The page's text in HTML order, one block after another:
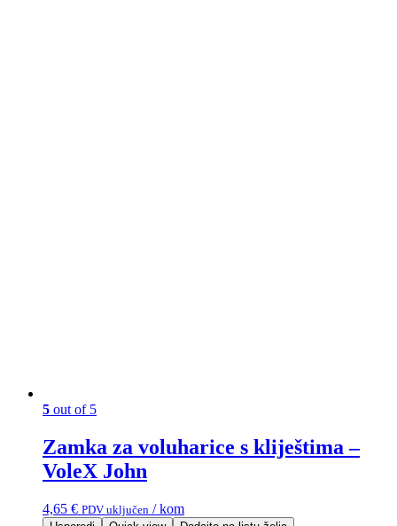
5 out of 5
Zamka za voluharice s kliještima –
VoleX John
4,65 € PDV uključen / kom